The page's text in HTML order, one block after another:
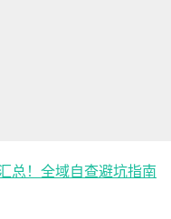
总！全域自查避坑指南